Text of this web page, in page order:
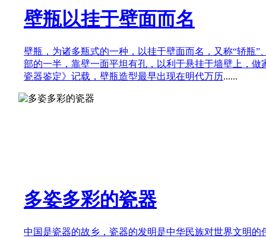
壁瓶以挂于壁面而名
壁瓶，为诸多瓶式的一种，以挂于壁面而名，又称“轿瓶”
部的一半，靠壁一面平坦有孔，以利于悬挂于墙壁上，做
瓷器鉴定》记载，壁瓶造型最早出现在明代万历......
多姿多彩的瓷器
中国是瓷器的故乡，瓷器的发明是中华民族对世界文明的